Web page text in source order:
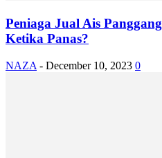
Peniaga Jual Ais
Ketika Panas?
NAZA - December 10, 2023 0